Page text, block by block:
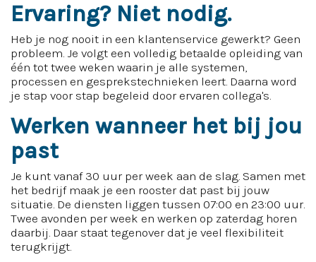
Ervaring? Niet nodig.
Heb je nog nooit in een klantenservice gewerkt? Geen
probleem. Je volgt een volledig betaalde opleiding van
één tot twee weken waarin je alle systemen,
processen en gesprekstechnieken leert. Daarna word
je stap voor stap begeleid door ervaren collega's.
Werken wanneer het bij jou
past
Je kunt vanaf 30 uur per week aan de slag. Samen met
het bedrijf maak je een rooster dat past bij jouw
situatie. De diensten liggen tussen 07:00 en 23:00 uur.
Twee avonden per week en werken op zaterdag horen
daarbij. Daar staat tegenover dat je veel flexibiliteit
terugkrijgt.